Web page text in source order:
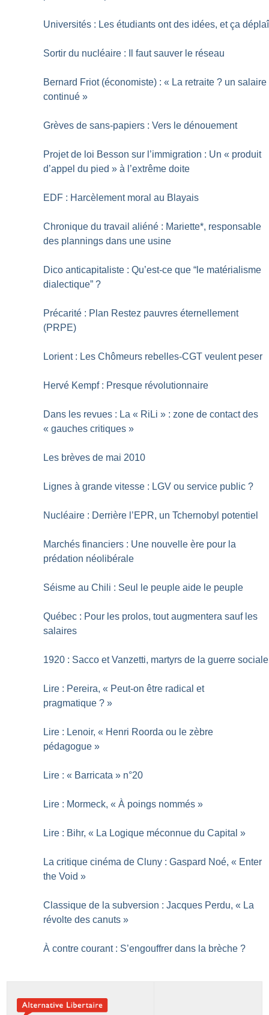
Universités : Les étudiants ont des idées, et ça
Sortir du nucléaire : Il faut sauver le réseau
Bernard Friot (économiste) : « La retraite ? un salaire
continué »
Grèves de sans-papiers : Vers le dénouement
Projet de loi Besson sur l’immigration : Un « produit
d’appel du pied » à l’extrême doite
EDF : Harcèlement moral au Blayais
Chronique du travail aliéné : Mariette*, responsable
des plannings dans une usine
Dico anticapitaliste : Qu’est-ce que “le matérialisme
dialectique” ?
Précarité : Plan Restez pauvres éternellement
(PRPE)
Lorient : Les Chômeurs rebelles-CGT veulent peser
Hervé Kempf : Presque révolutionnaire
Dans les revues : La « RiLi » : zone de contact des
« gauches critiques »
Les brèves de mai 2010
Lignes à grande vitesse : LGV ou service public ?
Nucléaire : Derrière l’EPR, un Tchernobyl potentiel
Marchés financiers : Une nouvelle ère pour la
prédation néolibérale
Séisme au Chili : Seul le peuple aide le peuple
Québec : Pour les prolos, tout augmentera sauf les
salaires
1920 : Sacco et Vanzetti, martyrs de la guerre sociale
Lire : Pereira, « Peut-on être radical et
pragmatique ? »
Lire : Lenoir, « Henri Roorda ou le zèbre
pédagogue »
Lire : « Barricata » n°20
Lire : Mormeck, « À poings nommés »
Lire : Bihr, « La Logique méconnue du Capital »
La critique cinéma de Cluny : Gaspard Noé, « Enter
the Void »
Classique de la subversion : Jacques Perdu, « La
révolte des canuts »
À contre courant : S’engouffrer dans la brèche ?